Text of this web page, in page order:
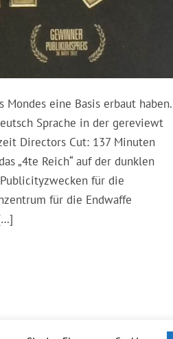
Mondes eine Basis erbaut haben.
Sprache in der gereviewt
Directors Cut: 137 Minuten
„4te Reich“ auf der dunklen
für die
für die Endwaffe